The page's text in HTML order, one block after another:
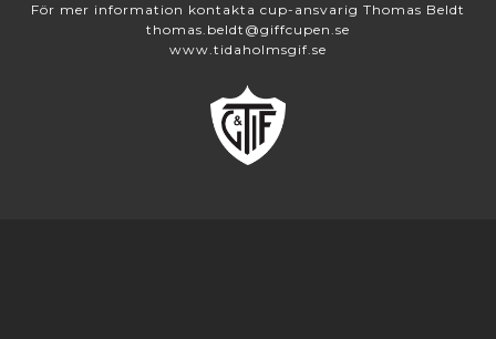
För mer information kontakta cup-ansvarig Thomas Beldt
thomas.beldt@giffcupen.se
www.tidaholmsgif.se